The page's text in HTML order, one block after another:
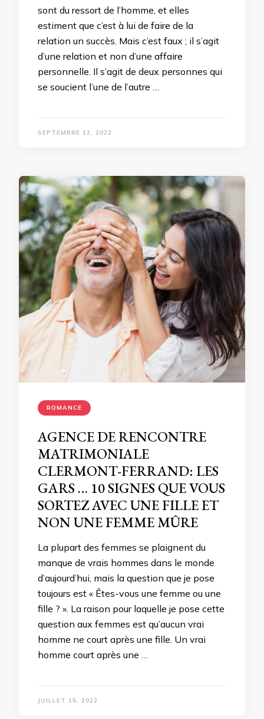
sont du ressort de l’homme, et elles
estiment que c’est à lui de faire de la
relation un succès. Mais c’est faux ; il s’agit
d’une relation et non d’une affaire
personnelle. Il s’agit de deux personnes qui
se soucient l’une de l’autre …
SEPTEMBRE 12, 2022
ROMANCE
AGENCE DE RENCONTRE
MATRIMONIALE
CLERMONT-FERRAND: LES
GARS … 10 SIGNES QUE VOUS
SORTEZ AVEC UNE FILLE ET
NON UNE FEMME MÛRE
La plupart des femmes se plaignent du
manque de vrais hommes dans le monde
d’aujourd’hui, mais la question que je pose
toujours est « Êtes-vous une femme ou une
fille ? ». La raison pour laquelle je pose cette
question aux femmes est qu’aucun vrai
homme ne court après une fille. Un vrai
homme court après une …
JUILLET 15, 2022